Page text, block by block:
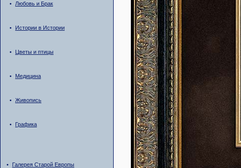
• Любовь и Брак
• Истории в Истории
• Цветы и птицы
• Медицина
• Живопись
• Графика
• Галерея Старой Европы